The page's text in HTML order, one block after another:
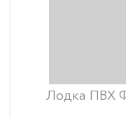
Лодка ПВХ